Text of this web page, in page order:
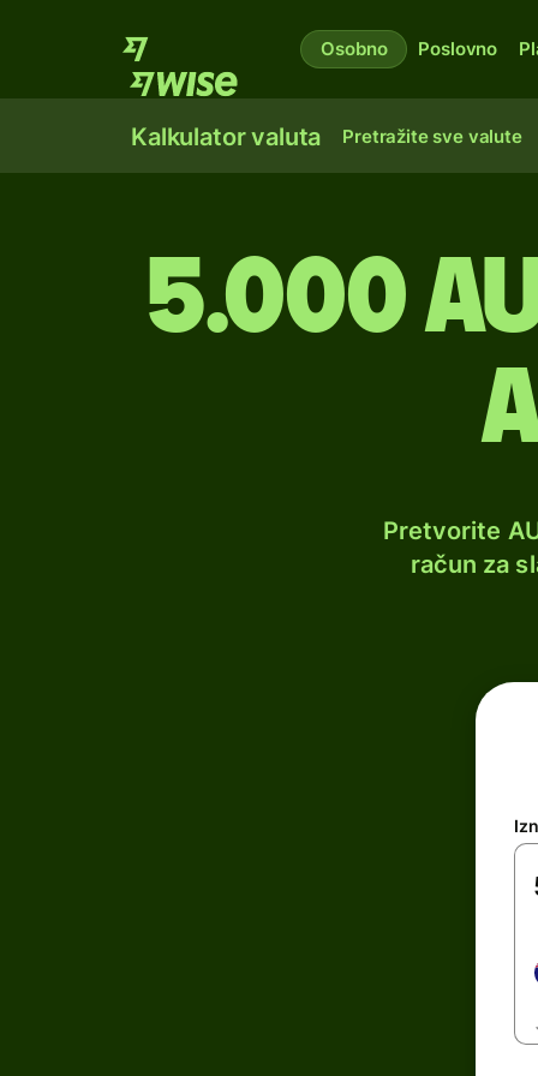
Osobno Poslovno
Kalkulator valuta Pretražite sve valute
5.000
Pretvorite
račun za